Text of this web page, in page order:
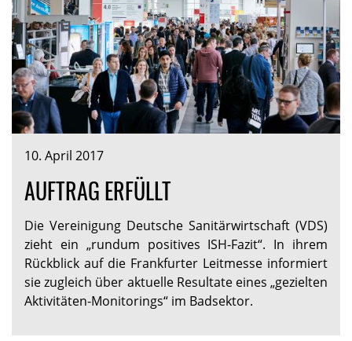
10. April 2017
AUFTRAG ERFÜLLT
Die Vereinigung Deutsche Sanitärwirtschaft (VDS)
zieht ein „rundum positives ISH-Fazit“. In ihrem
Rückblick auf die Frankfurter Leitmesse informiert
sie zugleich über aktuelle Resultate eines „gezielten
Aktivitäten-Monitorings“ im Badsektor.